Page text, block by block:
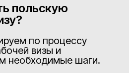
польскую
по процессу
визы и
необходимые шаги.